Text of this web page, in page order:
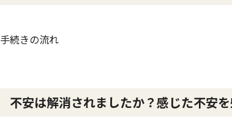
手続きの流れ
不安は解消されましたか？感じた不安